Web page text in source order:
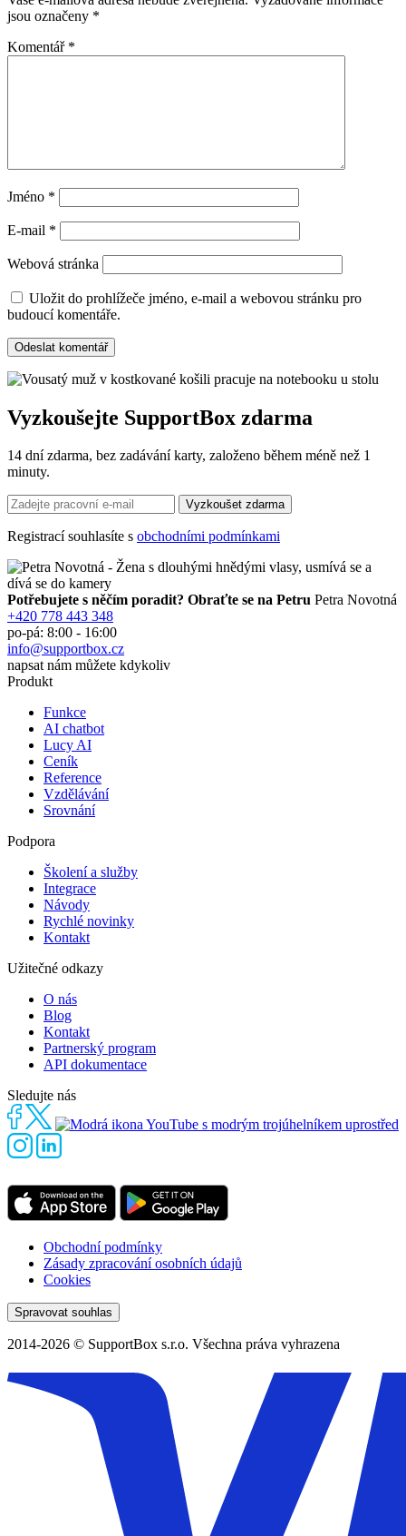
jsou označeny *
Komentář *
Jméno *
E-mail *
Webová stránka
Uložit do prohlížeče jméno, e-mail a webovou stránku pro
budoucí komentáře.
Vyzkoušejte SupportBox zdarma
14 dní zdarma, bez zadávání karty, založeno během méně než 1
minuty.
Registrací souhlasíte s obchodními podmínkami
Potřebujete s něčím poradit? Obraťte se na Petru Petra Novotná
+420 778 443 348
po-pá: 8:00 - 16:00
info@supportbox.cz
napsat nám můžete kdykoliv
Produkt
Funkce
AI chatbot
Lucy AI
Ceník
Reference
Vzdělávání
Srovnání
Podpora
Školení a služby
Integrace
Návody
Rychlé novinky
Kontakt
Užitečné odkazy
O nás
Blog
Kontakt
Partnerský program
API dokumentace
Sledujte nás
Obchodní podmínky
Zásady zpracování osobních údajů
Cookies
Spravovat souhlas
2014-2026 © SupportBox s.r.o. Všechna práva vyhrazena